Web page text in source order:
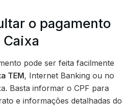
o pagamento
Caixa
pode ser feita facilmente
TEM, Internet Banking ou no
Basta informar o CPF para
e informações detalhadas do